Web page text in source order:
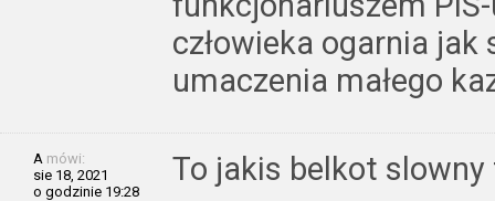
człowieka ogarnia jak
umaczenia małego
A mówi:
sie 18, 2021
o godzinie 19:28
To jakis belkot